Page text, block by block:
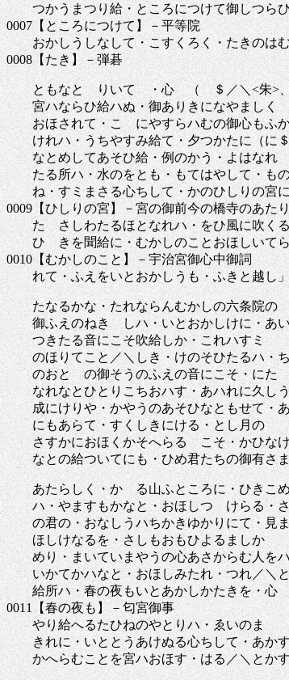
つかうまつり給・ところにつけて御しつらひ
0007【ところにつけて】－平等院
おかしうしなして・こすくろく・たきのは
0008【たき】－弾碁
ともなとゝりいてゝ・心ゝ（ゝ＄／＼<朱>、
宮ハならひ給ハぬ・御ありきになやましく
おほされて・こゝにやすらハむの御心もふ
けれハ・うちやすみ給て・夕つかたに（に＄
なとめしてあそひ給・例のかう・よはなれ
たる所ハ・水のをとも・もてはやして・も
ね・すミまさる心ちして・かのひしりの宮に
0009【ひしりの宮】－宮の御前今の橋寺のあた
たゝさしわたるほとなれハ・をひ風に吹くる
ひゝきを聞給に・むかしのことおほしいてら
0010【むかしのこと】－宇治宮御心中御詞
れて・ふえをいとおかしうも・ふきと越し
たなるかな・たれならんむかしの六条院の
御ふえのねきゝしハ・いとおかしけに・あ
つきたる音にこそ吹給しか・これハすミ
のほりてこと／＼しき・けのそひたるハ・
のおとゝの御そうのふえの音にこそ・にた
なれなとひとりこちおハす・あハれに久しう
成にけりや・かやうのあそひなともせて・
にもあらて・すくしきにける・とし月の
さすかにおほくかそへらるゝこそ・かひな
なとの給ついてにも・ひめ君たちの御有さ
あたらしく・かゝる山ふところに・ひきこ
ハ・やますもかなと・おほしつゝけらる・
の君の・おなしうハちかきゆかりにて・見ま
ほしけなるを・さしもおもひよるましか
めり・まいていまやうの心あさからむ人をハ
いかてかハなと・おほしみたれ・つれ／＼
給所ハ・春の夜もいとあかしかたきを・心
0011【春の夜も】－匂宮御事
やり給へるたひねのやとりハ・ゑいのま
きれに・いととうあけぬる心ちして・あかす
かへらむことを宮ハおほす・はる／＼とかす